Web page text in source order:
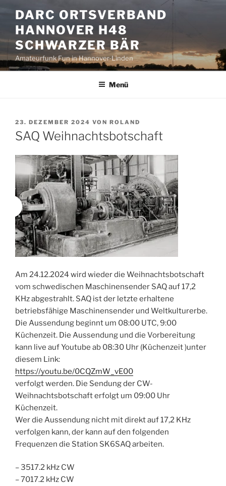
Inhalt
springen
DARC ORTSVERBAND
HANNOVER H48
SCHWARZER BÄR
Amateurfunk Fun in Hannover-Linden
Menü
VERÖFFENTLICHT
AM
23. DEZEMBER 2024 VON ROLAND
SAQ Weihnachtsbotschaft
Am 24.12.2024 wird wieder die Weihnachtsbotschaft
vom schwedischen Maschinensender SAQ auf 17,2
KHz abgestrahlt. SAQ ist der letzte erhaltene
betriebsfähige Maschinensender und Weltkulturerbe.
Die Aussendung beginnt um 08:00 UTC, 9:00
Küchenzeit. Die Aussendung und die Vorbereitung
kann live auf Youtube ab 08:30 Uhr (Küchenzeit )unter
diesem Link:
https://youtu.be/0CQZmW_vE00
verfolgt werden. Die Sendung der CW-
Weihnachtsbotschaft erfolgt um 09:00 Uhr
Küchenzeit.
Wer die Aussendung nicht mit direkt auf 17,2 KHz
verfolgen kann, der kann auf den folgenden
Frequenzen die Station SK6SAQ arbeiten.
– 3517.2 kHz CW
– 7017.2 kHz CW